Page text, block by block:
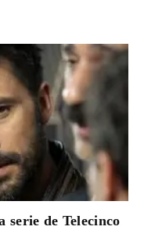
serie de Telecinco